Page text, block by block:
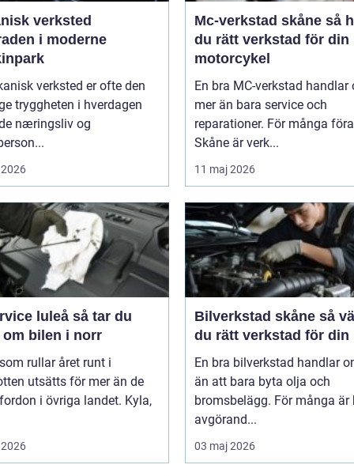
verksted
i moderne
verksted er ofte den
tryggheten i hverdagen
næringsliv og
Mc-verkstad skåne så hittar
du rätt verkstad för din
motorcykel
En bra MC-verkstad handlar
mer än bara service och
reparationer. För många
Skåne är verk...
11 maj 2026
luleå så tar du
om bilen i norr
rullar året runt i
utsätts för mer än de
i övriga landet. Kyla,
Bilverkstad skåne så väljer
du rätt verkstad för din
En bra bilverkstad handlar
än att bara byta olja och
bromsbelägg. För många är
avgörand...
03 maj 2026